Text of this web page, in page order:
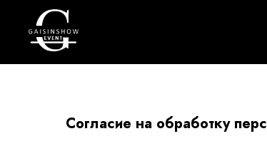
Согласие на обработку